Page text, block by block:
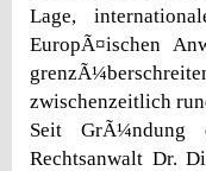
Lage,
EuropÃ¤ischen
zwischenzeitlich
Seit GrÃ¼ndung
Rechtsanwalt Dr.